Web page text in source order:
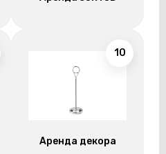
10
Аренда декора